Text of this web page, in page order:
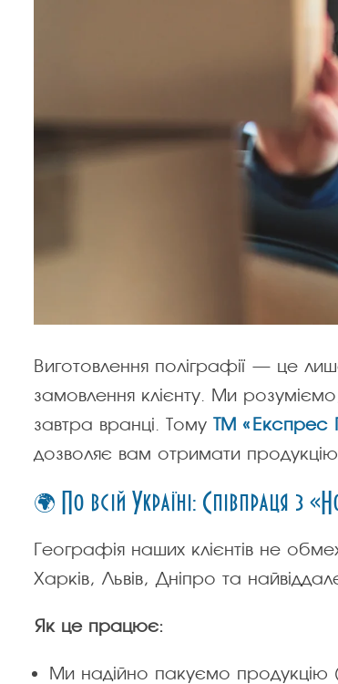
Виготовлення поліграфії — це
замовлення клієнту. Ми
завтра вранці. Тому
ТМ «Експрес
дозволяє вам отримати
🌍 По всій Україні: Співпраця з
Географія наших клієнтів не
Харків, Львів, Дніпро та
Як це працює:
Ми надійно пакуємо продукцію